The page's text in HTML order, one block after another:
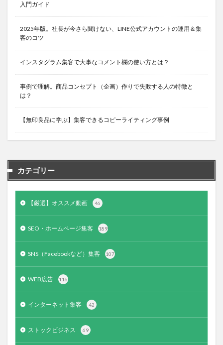
入門ガイド
2025年版。社長が今さら聞けない、LINE公式アカウントの運用＆集
客のコツ
インスタグラム集客で大事なコメント欄の使い方とは？
事例で理解。商品コンセプト（企画）作りで失敗する人の特徴と
は？
【無印良品に学ぶ】集客できるコピーライティング事例
カテゴリー
【厳選】オススメ動画 46
SEO・ホームページ集客 189
SNS（Facebookなど）集客 107
WEB広告 116
インターネット集客 42
ストックビジネス 69